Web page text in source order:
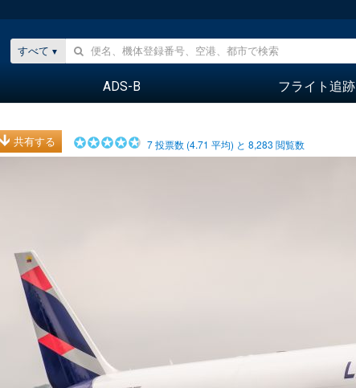
すべて
ADS-B フライト追跡
共有する 7投票数 (4.71 平均) と8,283 閲覧数